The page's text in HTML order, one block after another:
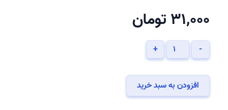
31,000تومان
-
END
CAP
خطی
2
+
افزودن به سبد خرید